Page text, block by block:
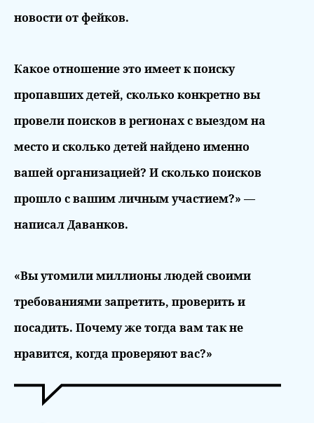
новости от фейков.
Какое отношение это имеет к поиску
пропавших детей, сколько конкретно вы
провели поисков в регионах с выездом на
место и сколько детей найдено именно
вашей организацией? И сколько поисков
прошло с вашим личным участием?» —
написал Даванков.
«Вы утомили миллионы людей своими
требованиями запретить, проверить и
посадить. Почему же тогда вам так не
нравится, когда проверяют вас?»